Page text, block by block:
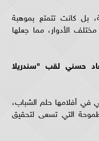
بل كانت تتمتع بموهبة
الأدوار، مما جعلها
سعاد حسني لقب "سندريلا
أفلامها حلم الشباب،
التي تسعى لتحقيق